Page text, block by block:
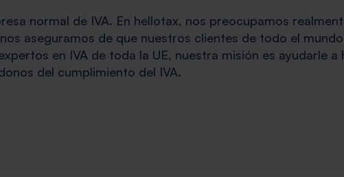
normal de IVA. En hellotax, nos preocupamos
aseguramos de que nuestros clientes de todo el
en IVA de toda la UE, nuestra misión es ayudarle a
del cumplimiento del IVA.